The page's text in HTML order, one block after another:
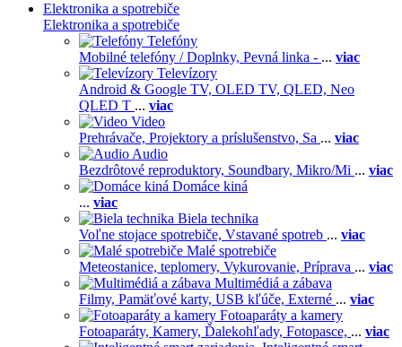
Elektronika a spotrebiče
Elektronika a spotrebiče
Telefóny
Mobilné telefóny / Doplnky, Pevná linka - ... viac
Televízory
Android & Google TV, OLED TV, QLED, Neo
QLED T ... viac
Video
Prehrávače, Projektory a príslušenstvo, Sa ... viac
Audio
Bezdrôtové reproduktory, Soundbary, Mikro/Mi ... viac
Domáce kiná
... viac
Biela technika
Voľne stojace spotrebiče, Vstavané spotreb ... viac
Malé spotrebiče
Meteostanice, teplomery, Vykurovanie, Príprava ... viac
Multimédiá a zábava
Filmy, Pamäťové karty, USB kľúče, Externé ... viac
Fotoaparáty a kamery
Fotoaparáty, Kamery, Ďalekohľady, Fotopasce, ... viac